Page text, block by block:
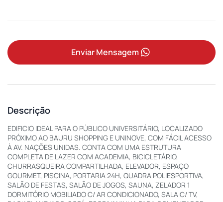
Enviar Mensagem
Descrição
EDIFICIO IDEAL PARA O PÚBLICO UNIVERSITÁRIO, LOCALIZADO
PRÓXIMO AO BAURU SHOPPING E UNINOVE, COM FÁCIL ACESSO
À AV. NAÇÕES UNIDAS. CONTA COM UMA ESTRUTURA
COMPLETA DE LAZER COM ACADEMIA, BICICLETÁRIO,
CHURRASQUEIRA COMPARTILHADA, ELEVADOR, ESPAÇO
GOURMET, PISCINA, PORTARIA 24H, QUADRA POLIESPORTIVA,
SALÃO DE FESTAS, SALÃO DE JOGOS, SAUNA, ZELADOR 1
DORMITÓRIO MOBILIADO C/ AR CONDICIONADO, SALA C/ TV,